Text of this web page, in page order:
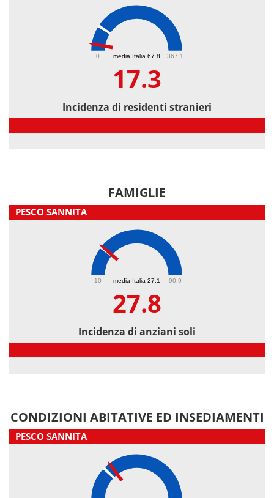
media Italia 67.8
0 367.1
17.3
Incidenza di residenti stranieri
FAMIGLIE
PESCO SANNITA
media Italia 27.1
10 90.9
27.8
Incidenza di anziani soli
CONDIZIONI ABITATIVE ED INSEDIAMENTI
PESCO SANNITA